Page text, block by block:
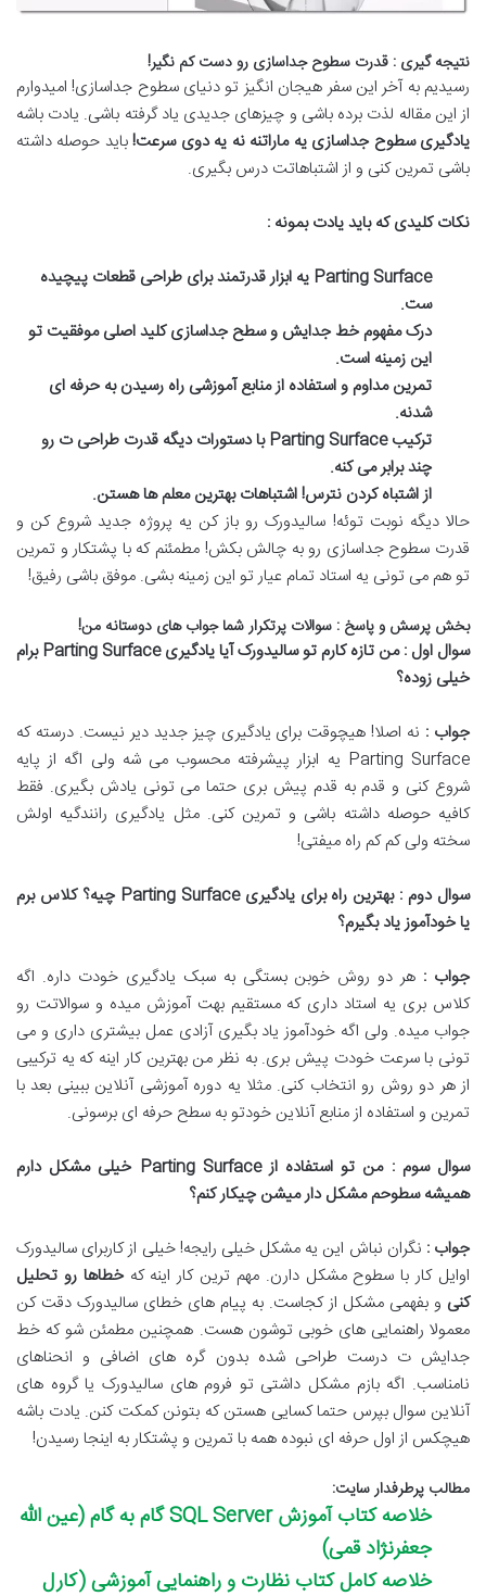
نتیجه گیری : قدرت سطوح جداسازی رو دست کم نگیر!
رسیدیم به آخر این سفر هیجان انگیز تو دنیای سطوح جداسازی! امیدوارم
از این مقاله لذت برده باشی و چیزهای جدیدی یاد گرفته باشی. یادت باشه
یادگیری سطوح جداسازی یه ماراتنه نه یه دوی سرعت!باید حوصله داشته
باشی تمرین کنی و از اشتباهاتت درس بگیری.
نکات کلیدی که باید یادت بمونه :
Parting Surface یه ابزار قدرتمند برای طراحی قطعات پیچیده
ست.
درک مفهوم خط جدایش و سطح جداسازی کلید اصلی موفقیت تو
این زمینه است.
تمرین مداوم و استفاده از منابع آموزشی راه رسیدن به حرفه ای
شدنه.
ترکیبParting Surface
با دستورات دیگه قدرت طراحی ت رو
چند برابر می کنه.
از اشتباه کردن نترس!اشتباهات بهترین معلم ها هستن.
حالا دیگه نوبت توئه! سالیدورک رو باز کن یه پروژه جدید شروع کن و
قدرت سطوح جداسازی رو به چالش بکش!مطمئنم که با پشتکار و تمرین
تو هم می تونی یه استاد تمام عیار تو این زمینه بشی. موفق باشی رفیق!
بخش پرسش و پاسخ : سوالات پرتکرار شما جواب های دوستانه من!
سوال اول : من تازه کارم تو سالیدورک آیا یادگیریParting Surface
برام
خیلی زوده؟
جواب : نه اصلا! هیچوقت برای یادگیری چیز جدید دیر نیست.درسته که
Parting Surface یه ابزار پیشرفته محسوب می شه ولی اگه از پایه
شروع کنی و قدم به قدم پیش بری حتما می تونی یادش بگیری. فقط
کافیه حوصله داشته باشی و تمرین کنی.مثل یادگیری رانندگیه اولش
سخته ولی کم کم راه میفتی!
سوال دوم : بهترین راه برای یادگیری Parting Surface
چیه؟ کلاس برم
یا خودآموز یاد بگیرم؟
جواب : هر دو روش خوبن بستگی به سبک یادگیری خودت داره. اگه
کلاس بری یه استاد داری که مستقیم بهت آموزش میده و سوالاتت رو
جواب میده. ولی اگه خودآموز یاد بگیری آزادی عمل بیشتری داری و می
تونی با سرعت خودت پیش بری.به نظر من بهترین کار اینه که یه ترکیبی
از هر دو روش رو انتخاب کنی. مثلا یه دوره آموزشی آنلاین ببینی بعد با
تمرین و استفاده از منابع آنلاین خودتو به سطح حرفه ای برسونی.
سوال سوم : من تو استفاده ازParting Surface
خیلی مشکل دارم
همیشه سطوحم مشکل دار میشن چیکار کنم؟
جواب : نگران نباش این یه مشکل خیلی رایجه!خیلی از کاربرای سالیدورک
اوایل کار با سطوح مشکل دارن.مهم ترین کار اینه کهخطاها رو تحلیل
کنی و بفهمی مشکل از کجاست. به پیام های خطای سالیدورک دقت کن
معمولا راهنمایی های خوبی توشون هست. همچنین مطمئن شو که خط
جدایش ت درست طراحی شده بدون گره های اضافی و انحناهای
نامناسب. اگه بازم مشکل داشتی تو فروم های سالیدورک یا گروه های
آنلاین سوال بپرس حتما کسایی هستن که بتونن کمکت کنن. یادت باشه
هیچکس از اول حرفه ای نبوده همه با تمرین و پشتکار به اینجا رسیدن!
مطالب پرطرفدار سایت:
خلاصه کتاب آموزش SQL Server گام به گام (عین الله
جعفرنژاد قمی)
خلاصه کامل کتاب نظارت و راهنمایی آموزشی (کارل